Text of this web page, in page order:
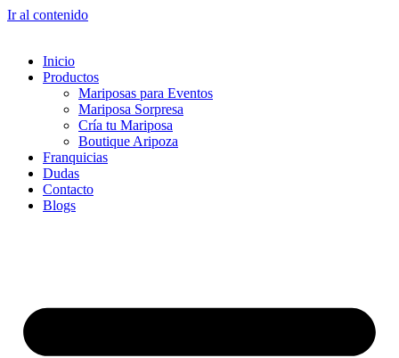
Ir al contenido
Inicio
Productos
Mariposas para Eventos
Mariposa Sorpresa
Cría tu Mariposa
Boutique Aripoza
Franquicias
Dudas
Contacto
Blogs